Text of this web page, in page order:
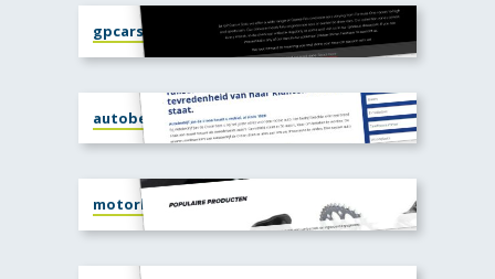
gpcars4sale.com
autobedrijfdecroon.nl
motorketting.nl